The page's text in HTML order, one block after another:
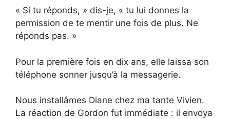
« Si tu réponds, » dis-je, « tu lui donnes la
permission de te mentir une fois de plus. Ne
réponds pas. »
Pour la première fois en dix ans, elle laissa son
téléphone sonner jusqu’à la messagerie.
Nous installâmes Diane chez ma tante Vivien.
La réaction de Gordon fut immédiate : il envoya